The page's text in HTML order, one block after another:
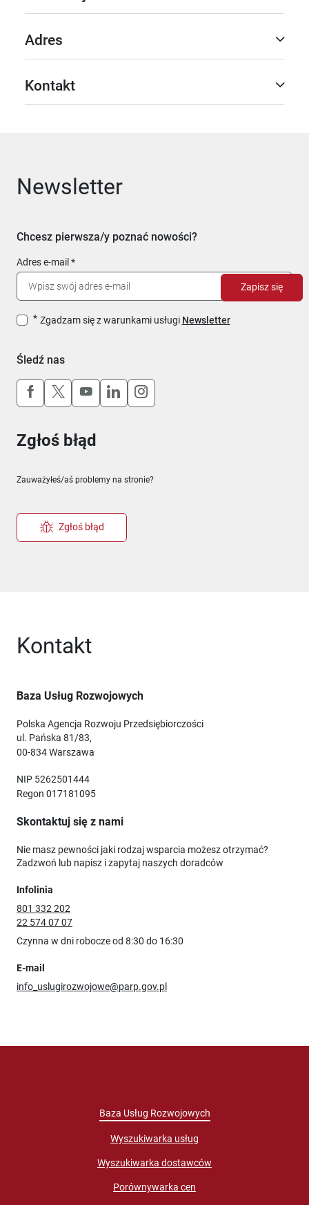
Adres
Kontakt
Newsletter
Chcesz pierwsza/y poznać nowości?
Adres e-mail
Zgadzam się z warunkami usługi Newsletter
Zapisz się
Śledź nas
Uwaga, link otworzy się w nowym oknie
Uwaga, link otworzy się w nowym oknie
Uwaga, link otworzy się w nowym
Uwaga, link otworzy się w
Uwaga, link otworzy się w
Zgłoś błąd
Zauważyłeś/aś problemy na stronie?
Zgłoś błąd
Kontakt
Baza Usług Rozwojowych
Polska Agencja Rozwoju Przedsiębiorczości
ul. Pańska 81/83,
00-834 Warszawa
NIP 5262501444
Regon 017181095
Skontaktuj się z nami
Nie masz pewności jaki rodzaj wsparcia możesz otrzymać?
Zadzwoń lub napisz i zapytaj naszych doradców
Infolinia
801 332 202
22 574 07 07
Czynna w dni robocze od 8:30 do 16:30
E-mail
info_uslugirozwojowe@parp.gov.pl
Baza Usług Rozwojowych
Wyszukiwarka usług
Wyszukiwarka dostawców
Porównywarka cen